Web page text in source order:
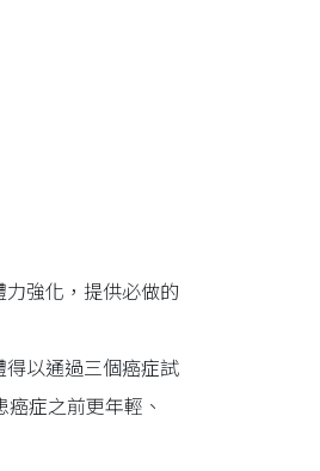
強化，提供必做的
以通過三個癌症試
症之前更年輕、